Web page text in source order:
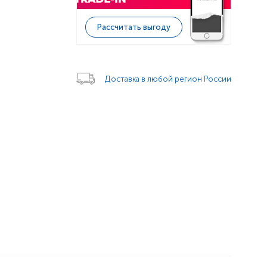
Рассчитать выгоду
Доставка в любой регион России